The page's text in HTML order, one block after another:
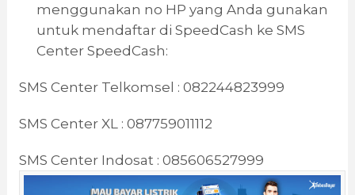
menggunakan no HP yang Anda gunakan
untuk mendaftar di SpeedCash ke SMS
Center SpeedCash:
SMS Center Telkomsel : 082244823999
SMS Center XL : 087759011112
SMS Center Indosat : 085606527999